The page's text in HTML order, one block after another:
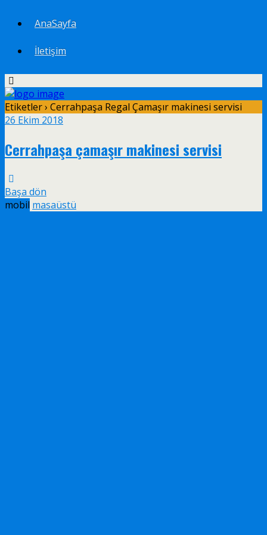
AnaSayfa
İletişim
Etiketler › Cerrahpaşa Regal Çamaşır makinesi servisi
26 Ekim 2018
Cerrahpaşa çamaşır makinesi servisi
Başa dön
mobil masaüstü